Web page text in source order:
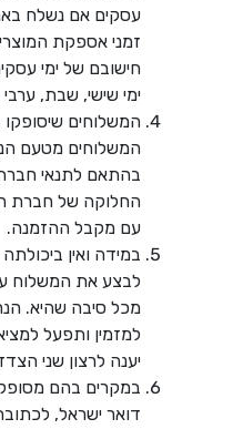
עסקים אם נשלח
זמני אספקת
חישובם של ימי
ימי שישי, שבת, ערבי
המשלוחים
המשלוחים מטעם
בהתאם לתנאי
החלוקה של חברת
עם מקבל ההזמנה.
במידה ואין
לבצע את המשלוח
מכל סיבה שהיא.
למזמין ותפעל
יענה לרצון שני
במקרים בהם
דואר ישראל,